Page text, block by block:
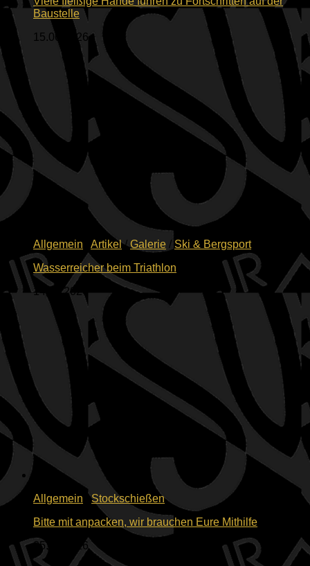
Baustelle
15.06.2026
Allgemein Artikel/Galerie / Ski & Bergsport
Wasserreicher beim Triathlon
14.06.2026
Allgemein /Stockschießen
Bitte mit anpacken, wir brauchen Eure Mithilfe
05.06.2026